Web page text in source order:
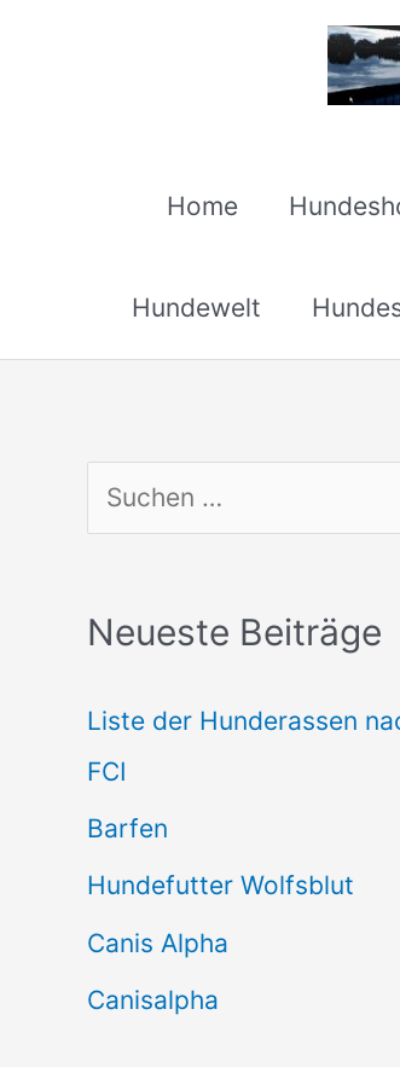
Home
Hundewelt
u
h
n
n
a
c
h
:
Neueste Beiträge
Liste der Hunderassen
FCI
Barfen
Hundefutter Wolfsblut
Canis Alpha
Canisalpha